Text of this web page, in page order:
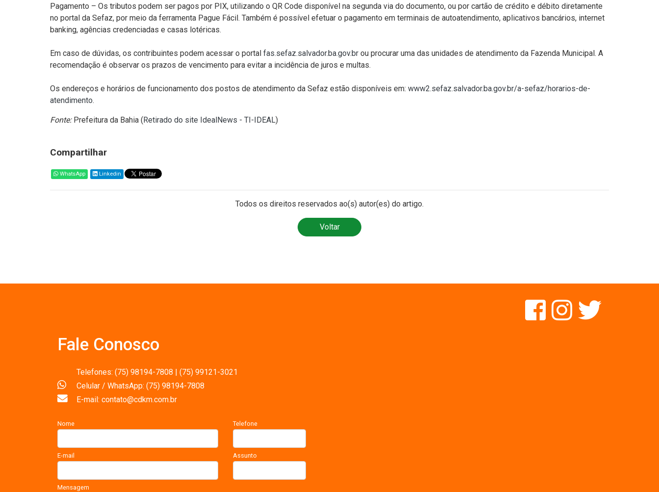
Pagamento – Os tributos podem ser pagos por PIX, utilizando o QR Code disponível na segunda via do documento, ou por cartão de crédito e débito diretamente
no portal da Sefaz, por meio da ferramenta Pague Fácil. Também é possível efetuar o pagamento em terminais de autoatendimento, aplicativos bancários, internet
banking, agências credenciadas e casas lotéricas.
Em caso de dúvidas, os contribuintes podem acessar o portal fas.sefaz.salvador.ba.gov.br ou procurar uma das unidades de atendimento da Fazenda Municipal. A
recomendação é observar os prazos de vencimento para evitar a incidência de juros e multas.
Os endereços e horários de funcionamento dos postos de atendimento da Sefaz estão disponíveis em: www2.sefaz.salvador.ba.gov.br/a-sefaz/horarios-de-
atendimento.
Fonte:Prefeitura da Bahia (Retirado do site IdealNews - TI-IDEAL)
Compartilhar
WhatsApp Linkedin
Todos os direitos reservados ao(s) autor(es) do artigo.
Voltar
Fale Conosco
Telefones: (75) 98194-7808 | (75) 99121-3021
Celular / WhatsApp: (75) 98194-7808
E-mail: contato@cdkm.com.br
Nome Telefone
E-mail Assunto
Mensagem